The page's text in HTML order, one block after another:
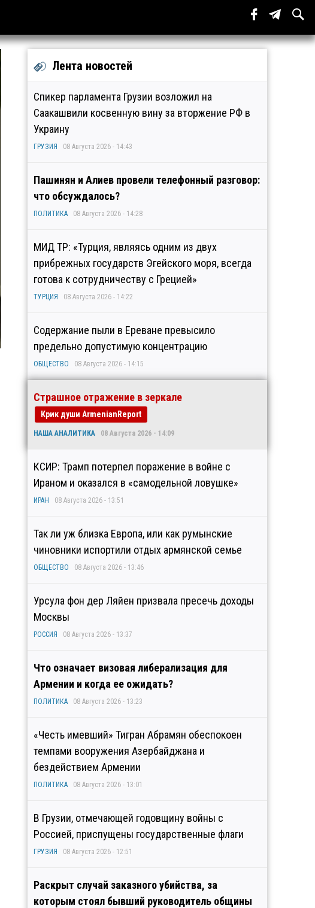
Лента новостей
Спикер парламента Грузии возложил на
Саакашвили косвенную вину за вторжение РФ в
Украину
ГРУЗИЯ 08 Августа 2026 - 14:43
Пашинян и Алиев провели телефонный разговор:
что обсуждалось?
ПОЛИТИКА 08 Августа 2026 - 14:28
МИД ТР: «Турция, являясь одним из двух
прибрежных государств Эгейского моря, всегда
готова к сотрудничеству с Грецией»
ТУРЦИЯ 08 Августа 2026 - 14:22
Содержание пыли в Ереване превысило
предельно допустимую концентрацию
ОБЩЕСТВО 08 Августа 2026 - 14:15
Страшное отражение в зеркале
Крик души ArmenianReport
НАША АНАЛИТИКА 08 Августа 2026 - 14:09
КСИР: Трамп потерпел поражение в войне с
Ираном и оказался в «самодельной ловушке»
ИРАН 08 Августа 2026 - 13:51
Так ли уж близка Европа, или как румынские
чиновники испортили отдых армянской семье
ОБЩЕСТВО 08 Августа 2026 - 13:46
Урсула фон дер Ляйен призвала пресечь доходы
Москвы
РОССИЯ 08 Августа 2026 - 13:37
Что означает визовая либерализация для
Армении и когда ее ожидать?
ПОЛИТИКА 08 Августа 2026 - 13:23
«Честь имевший» Тигран Абрамян обеспокоен
темпами вооружения Азербайджана и
бездействием Армении
ПОЛИТИКА 08 Августа 2026 - 13:01
В Грузии, отмечающей годовщину войны с
Россией, приспущены государственные флаги
ГРУЗИЯ 08 Августа 2026 - 12:51
Раскрыт случай заказного убийства, за
которым стоял бывший руководитель общины